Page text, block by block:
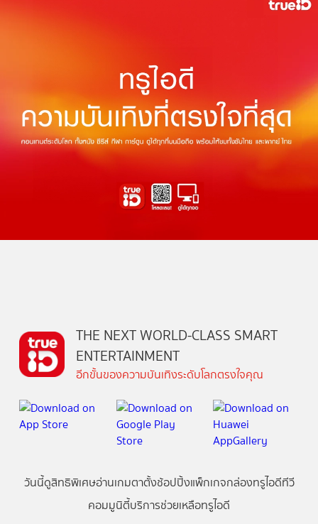
THE NEXT WORLD-CLASS SMART
ENTERTAINMENT
อีกขั้นของความบันเทิงระดับโลกตรงใจคุณ
วันนี้ดูสิทธิพิเศษอ่านเกมตาตั้งช้อปปิ้งแพ็กเกจกล่องทรูไอดีทีวี
คอมมูนิตี้บริการช่วยเหลือทรูไอดี